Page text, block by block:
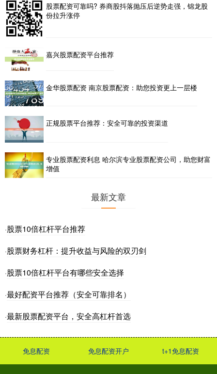
股票配资可靠吗? 券商股抖落抛压后逆势走强，锦龙股
份拉升涨停
嘉兴股票配资平台推荐
金华股票配资 南京股票配资：助您投资更上一层楼
正规股票平台推荐：安全可靠的投资渠道
专业股票配资利息 哈尔滨专业股票配资公司，助您财富
增值
最新文章
·股票10倍杠杆平台推荐
·股票财务杠杆：提升收益与风险的双刃剑
·股票10倍杠杆平台有哪些安全选择
·最好配资平台推荐（安全可靠排名）
·最新股票配资平台，安全高杠杆首选
免息配资 免息配资开户 t+1免息配资